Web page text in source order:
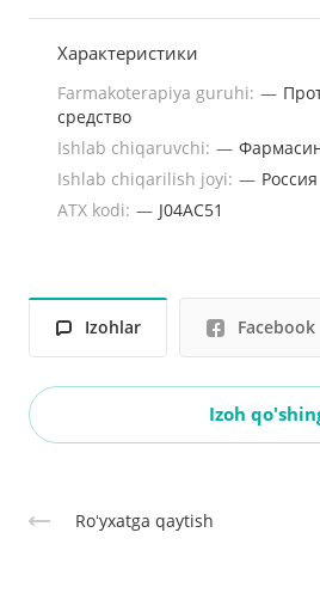
Характеристики
Farmakoterapiya guruhi: —
средство
Ishlab chiqaruvchi: —
Ishlab chiqarilish joyi: — Россия
ATX kodi: — J04AC51
Izohlar Facebook
Izoh
Roʻyxatga qaytish